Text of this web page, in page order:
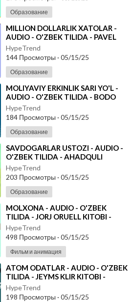
Образование
⁣MILLION DOLLARLIK XATOLAR -
AUDIO - O'ZBEK TILIDA - PAVEL
ANNENKOV KITOBI
HypeTrend
144 Просмотры · 05/15/25
Образование
⁣MOLIYAVIY ERKINLIK SARI YO'L -
AUDIO - O'ZBEK TILIDA - BODO
SHEFER KITOBI
HypeTrend
184 Просмотры · 05/15/25
Образование
⁣SAVDOGARLAR USTOZI - AUDIO -
O'ZBEK TILIDA - AHADQULI
HOLMUHAMMAD O'G'LI KITOBI
HypeTrend
203 Просмотры · 05/15/25
Образование
⁣MOLXONA - AUDIO - O'ZBEK
TILIDA - JORJ ORUELL KITOBI -
SKACHAT
HypeTrend
498 Просмотры · 05/15/25
Фильм и анимация
⁣ATOM ODATLAR - AUDIO - O'ZBEK
TILIDA - JEYMS KLIR KITOBI -
SKACHAT
HypeTrend
198 Просмотры · 05/15/25